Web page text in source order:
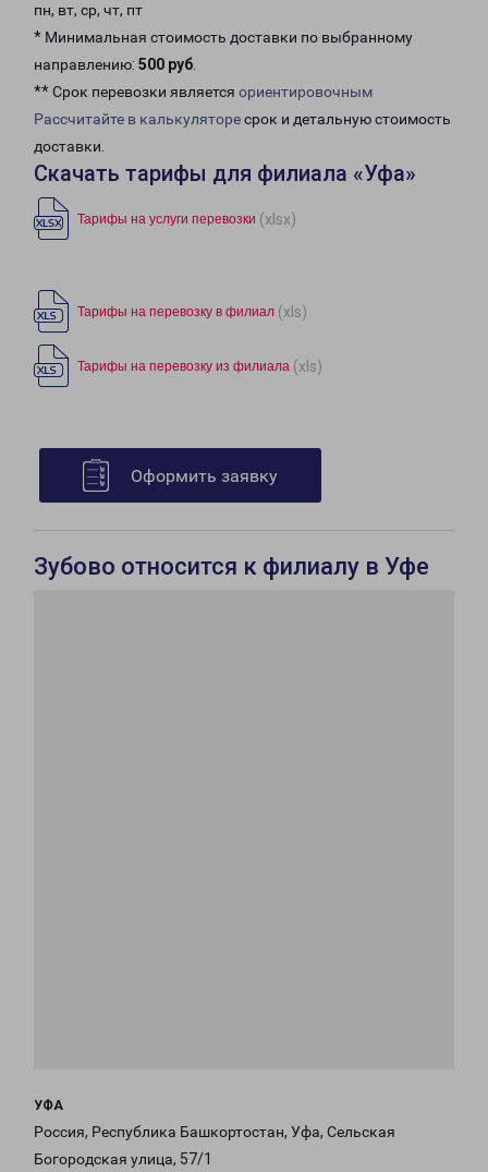
пн, вт, ср, чт, пт
* Минимальная стоимость доставки по выбранному
направлению: 500 руб.
** Срок перевозки является ориентировочным
Рассчитайте в калькуляторесрок и детальную стоимость
доставки.
Скачать тарифы для филиала «Уфа»
Тарифы на услуги перевозки (xlsx)
Тарифы на перевозку в филиал (xls)
Тарифы на перевозку из филиала (xls)
Оформить заявку
Зубово относится к филиалу в Уфе
УФА
Россия, Республика Башкортостан, Уфа, Сельская
Богородская улица, 57/1